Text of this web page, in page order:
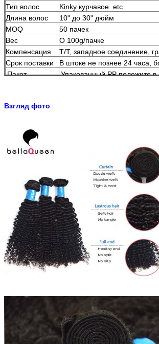
Тип волос
Kinky курчавое. etc
Длина волос
10" до 30" дюйм
MOQ
50 пачек
Вес
О 100g/пачке
Компенсация
T/T, западное соединение,
Срок поставки
В штоке не познее 24 часа,
Пакет
Упакованный PP положите
Взгляд фото